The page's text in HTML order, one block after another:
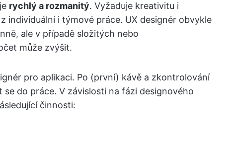
rychlý a rozmanitý. Vyžaduje kreativitu i
individuální i týmové práce. UX designér obvykle
ale v případě složitých nebo
může zvýšit.
pro aplikaci. Po (první) kávě a zkontrolování
do práce. V závislosti na fázi designového
činnosti: